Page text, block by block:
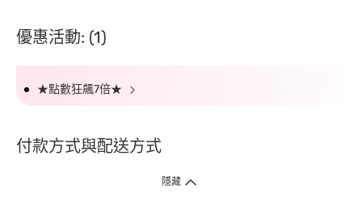
優惠活動: (1)
★點數狂飆7倍★
付款方式與配送方式
隱藏